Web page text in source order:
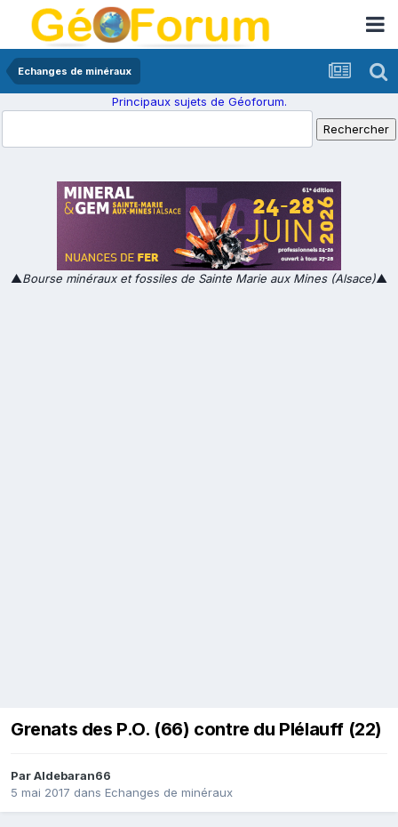
Echanges de minéraux
Principaux sujets de Géoforum.
▲Bourse minéraux et fossiles de Sainte Marie aux Mines (Alsace)▲
Grenats des P.O. (66) contre du Plélauff (22)
ParAldebaran66
5 mai 2017 dans Echanges de minéraux